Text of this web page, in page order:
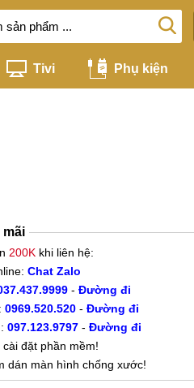
Tivi Phụ kiện
mãi
200K khi liên hệ:
Chat Zalo
- Đường đi
0969.520.520 - Đường đi
097.123.9797 - Đường đi
cài đặt phần mềm!
dán màn hình chống xước!